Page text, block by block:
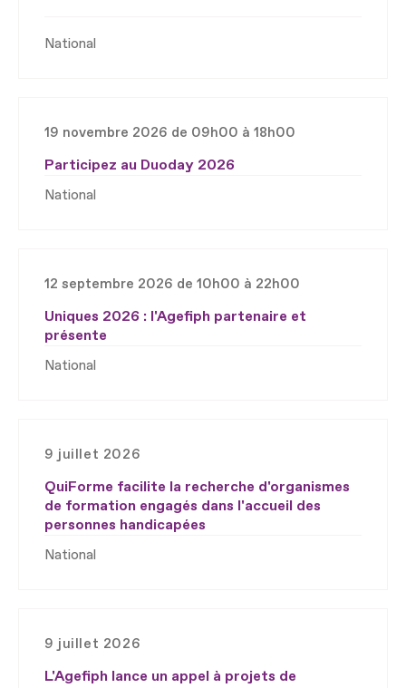
National
19 novembre 2026 de 09h00 à 18h00
Participez au Duoday 2026
National
12 septembre 2026 de 10h00 à 22h00
Uniques 2026 : l'Agefiph partenaire et
présente
National
9 juillet 2026
QuiForme facilite la recherche d'organismes
de formation engagés dans l'accueil des
personnes handicapées
National
9 juillet 2026
L'Agefiph lance un appel à projets de